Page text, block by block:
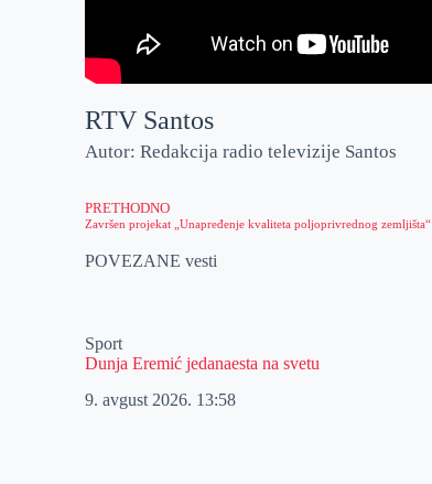
RTV Santos
Autor: Redakcija radio televizije Santos
PRETHODNO
Završen projekat „Unapređenje kvaliteta poljoprivrednog zemljišta“
POVEZANE vesti
Sport
Dunja Eremić jedanaesta na svetu
9. avgust 2026. 13:58